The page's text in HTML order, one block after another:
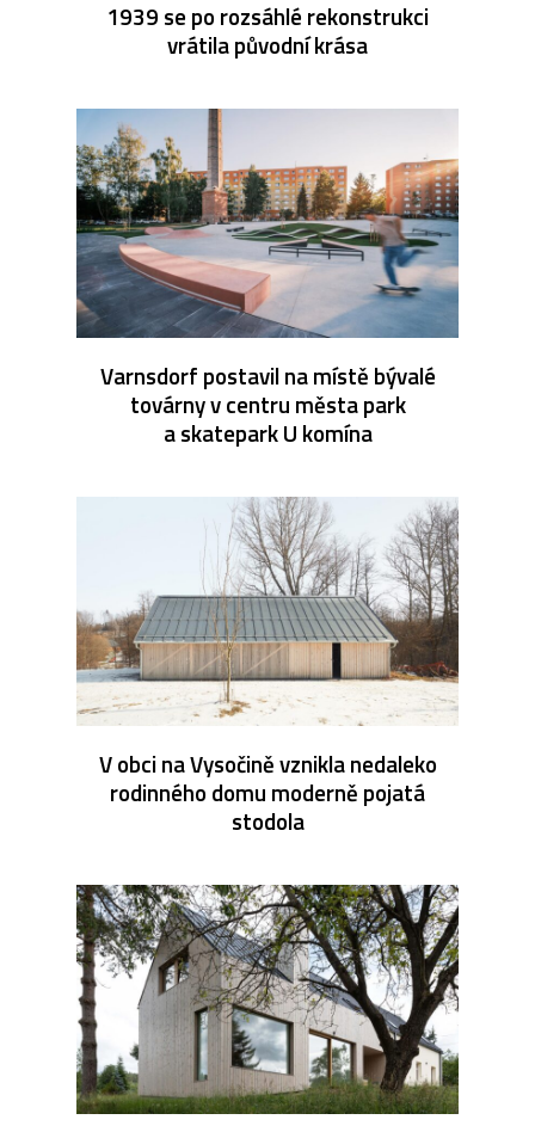
1939 se po rozsáhlé rekonstrukci
vrátila původní krása
Varnsdorf postavil na místě bývalé
továrny v centru města park
a skatepark U komína
V obci na Vysočině vznikla nedaleko
rodinného domu moderně pojatá
stodola